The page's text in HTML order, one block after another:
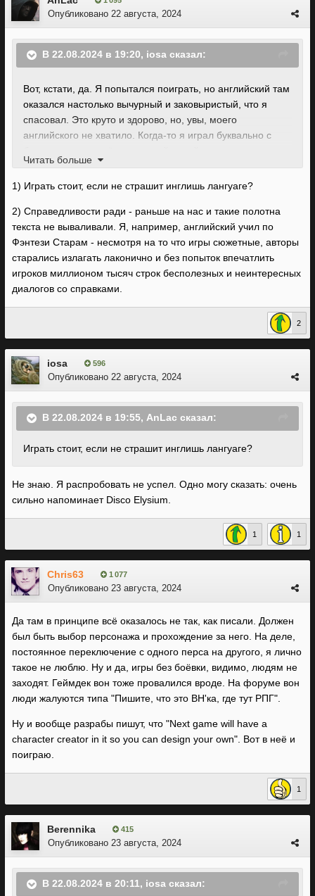
Опубликовано 22 августа, 2024
В 22.08.2024 в 19:20, iosa сказал:
Вот, кстати, да. Я попытался поиграть, но английский там
оказался настолько вычурный и заковыристый, что я
спасовал. Это круто и здорово, но, увы, моего
английского не хватило. Когда-то я играл буквально с
скринридеры придумали, и чего только не, — простите,
нет ни времени, ни былого азарта.
Читать больше
1) Играть стоит, если не страшит инглишь лангуаге?
2) Справедливости ради - раньше на нас и такие полотна
текста не вываливали. Я, например, английский учил по
Фэнтези Старам - несмотря на то что игры сюжетные, авторы
старались излагать лаконично и без попыток впечатлить
игроков миллионом тысяч строк бесполезных и неинтересных
диалогов со справками.
2
iosa 596
Опубликовано 22 августа, 2024
В 22.08.2024 в 19:55, AnLac сказал:
Играть стоит, если не страшит инглишь лангуаге?
Не знаю. Я распробовать не успел. Одно могу сказать: очень
сильно напоминает Disco Elysium.
1 1
Chris63 1 077
Опубликовано 23 августа, 2024
Да там в принципе всё оказалось не так, как писали. Должен
был быть выбор персонажа и прохождение за него. На деле,
постоянное переключение с одного перса на другого, я лично
такое не люблю. Ну и да, игры без боёвки, видимо, людям не
заходят. Геймдек вон тоже провалился вроде. На форуме вон
люди жалуются типа "Пишите, что это ВН'ка, где тут РПГ".
Ну и вообще разрабы пишут, что "Next game will have a
character creator in it so you can design your own". Вот в неё и
поиграю.
1
Berennika 415
Опубликовано 23 августа, 2024
В 22.08.2024 в 20:11, iosa сказал: